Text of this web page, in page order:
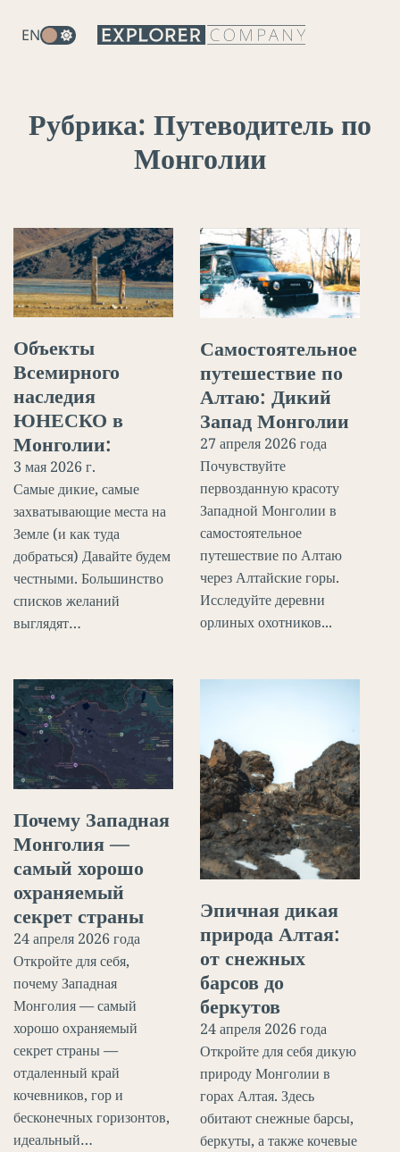
EN
Рубрика: Путеводитель по
Монголии
Объекты
Всемирного
наследия
ЮНЕСКО в
Монголии:
3 мая 2026 г.
Самые дикие, самые
захватывающие места на
Земле (и как туда
добраться) Давайте будем
честными. Большинство
списков желаний
выглядят…
Самостоятельное
путешествие по
Алтаю: Дикий
Запад Монголии
27 апреля 2026 года
Почувствуйте
первозданную красоту
Западной Монголии в
самостоятельное
путешествие по Алтаю
через Алтайские горы.
Исследуйте деревни
орлиных охотников...
Почему Западная
Монголия —
самый хорошо
охраняемый
секрет страны
24 апреля 2026 года
Откройте для себя,
почему Западная
Монголия — самый
хорошо охраняемый
секрет страны —
отдаленный край
кочевников, гор и
бесконечных горизонтов,
идеальный…
Эпичная дикая
природа Алтая:
от снежных
барсов до
беркутов
24 апреля 2026 года
Откройте для себя дикую
природу Монголии в
горах Алтая. Здесь
обитают снежные барсы,
беркуты, а также кочевые